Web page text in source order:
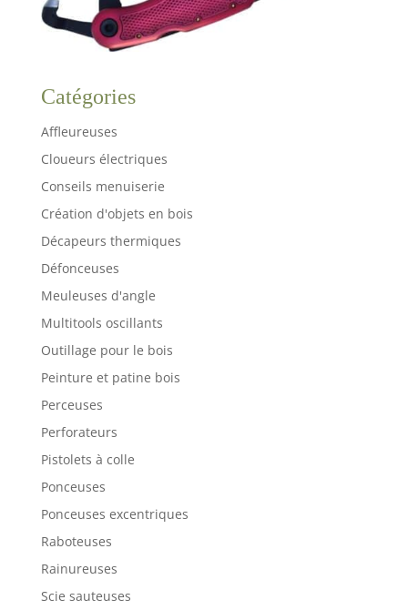
Catégories
Affleureuses
Cloueurs électriques
Conseils menuiserie
Création d'objets en bois
Décapeurs thermiques
Défonceuses
Meuleuses d'angle
Multitools oscillants
Outillage pour le bois
Peinture et patine bois
Perceuses
Perforateurs
Pistolets à colle
Ponceuses
Ponceuses excentriques
Raboteuses
Rainureuses
Scie sauteuses